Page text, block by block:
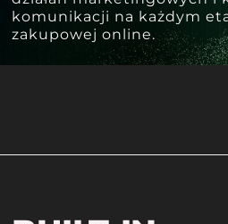
komunikacji na każdym
zakupowej online.